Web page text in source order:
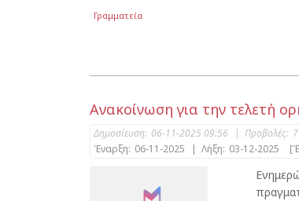
Γραμματεία
Ανακοίνωση για την τελετή
Δημοσίευση: 06-11-2025 09:56 | Προβολές:
Έναρξη: 06-11-2025 | Λήξη: 03-12-2025